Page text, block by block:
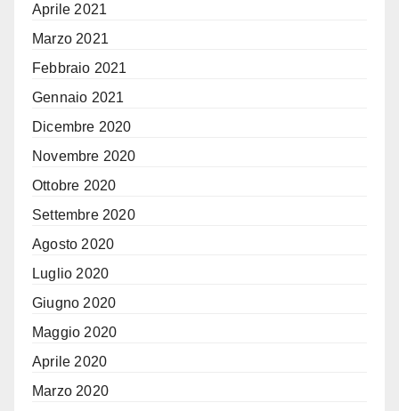
Aprile 2021
Marzo 2021
Febbraio 2021
Gennaio 2021
Dicembre 2020
Novembre 2020
Ottobre 2020
Settembre 2020
Agosto 2020
Luglio 2020
Giugno 2020
Maggio 2020
Aprile 2020
Marzo 2020